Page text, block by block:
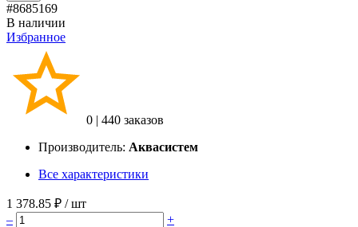
#8685169
В наличии
Избранное
0 | 440 заказов
Производитель: Аквасистем
Все характеристики
1 378.85 ₽ / шт
–
+